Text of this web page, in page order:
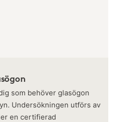
som behöver glasögon
Undersökningen utförs av
en certifierad